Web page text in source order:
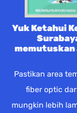
Yuk Ketahui
memutuskan
Pastikan area
fiber optic
mungkin lebih